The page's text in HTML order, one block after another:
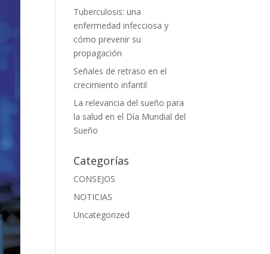
Tuberculosis: una
enfermedad infecciosa y
cómo prevenir su
propagación
Señales de retraso en el
crecimiento infantil
La relevancia del sueño para
la salud en el Día Mundial del
Sueño
Categorías
CONSEJOS
NOTICIAS
Uncategorized